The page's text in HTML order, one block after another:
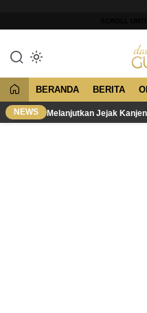
konten
Merawat
BERANDA BERITA
NEWS Melanjutkan Jejak